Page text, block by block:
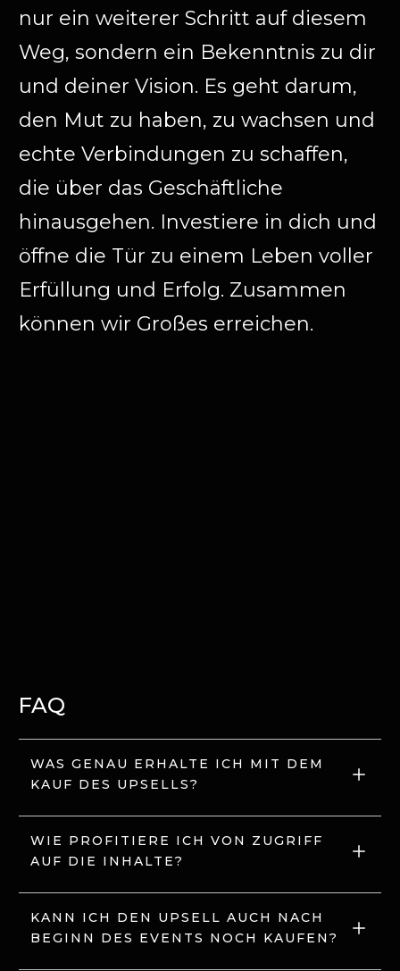
nur ein weiterer Schritt auf diesem
Weg, sondern ein Bekenntnis zu dir
und deiner Vision. Es geht darum,
den Mut zu haben, zu wachsen und
echte Verbindungen zu schaffen,
die über das Geschäftliche
hinausgehen. Investiere in dich und
öffne die Tür zu einem Leben voller
Erfüllung und Erfolg. Zusammen
können wir Großes erreichen.
FAQ
WAS GENAU ERHALTE ICH MIT DEM
KAUF DES UPSELLS?
WIE PROFITIERE ICH VON ZUGRIFF
AUF DIE INHALTE?
KANN ICH DEN UPSELL AUCH NACH
BEGINN DES EVENTS NOCH KAUFEN?